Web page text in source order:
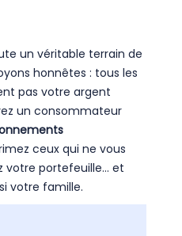
un véritable terrain de
honnêtes : tous les
pas votre argent
un consommateur
ceux qui ne vous
votre portefeuille… et
votre famille.